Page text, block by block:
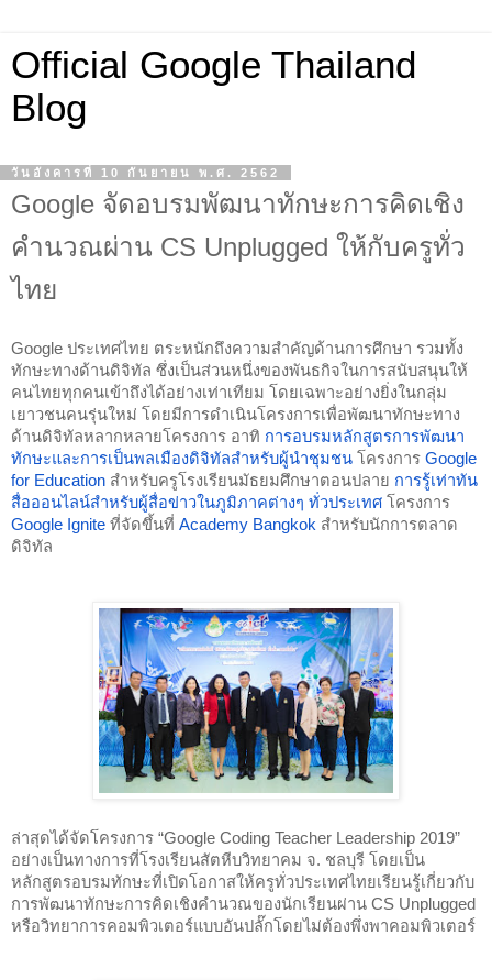
Official Google Thailand
Blog
วันอังคารที่ 10 กันยายน พ.ศ. 2562
Google จัดอบรมพัฒนาทักษะการคิดเชิง
คำนวณผ่าน CS Unplugged ให้กับครูทั่ว
ไทย
Google ประเทศไทย ตระหนักถึงความสำคัญด้านการศึกษา รวมทั้ง
ทักษะทางด้านดิจิทัล ซึ่งเป็นส่วนหนึ่งของพันธกิจในการสนับสนุนให้
คนไทยทุกคนเข้าถึงได้อย่างเท่าเทียม โดยเฉพาะอย่างยิ่งในกลุ่ม
เยาวชนคนรุ่นใหม่ โดยมีการดำเนินโครงการเพื่อพัฒนาทักษะทาง
ด้านดิจิทัลหลากหลายโครงการ อาทิ การอบรมหลักสูตรการพัฒนา
ทักษะและการเป็นพลเมืองดิจิทัลสำหรับผู้นำชุมชน โครงการ Google
for Education สำหรับครูโรงเรียนมัธยมศึกษาตอนปลาย การรู้เท่าทัน
สื่อออนไลน์สำหรับผู้สื่อข่าวในภูมิภาคต่างๆ ทั่วประเทศ
Google Ignite ที่จัดขึ้นที่ Academy Bangkok สำหรับนักการตลาด
ดิจิทัล
ล่าสุดได้จัดโครงการ “Google Coding Teacher Leadership 2019”
อย่างเป็นทางการที่โรงเรียนสัตหีบวิทยาคม จ. ชลบุรี โดยเป็น
หลักสูตรอบรมทักษะที่เปิดโอกาสให้ครูทั่วประเทศไทยเรียนรู้เกี่ยวกับ
การพัฒนาทักษะการคิดเชิงคำนวณของนักเรียนผ่าน CS Unplugged
หรือวิทยาการคอมพิวเตอร์แบบอันปลั๊กโดยไม่ต้องพึ่งพาคอมพิวเตอร์